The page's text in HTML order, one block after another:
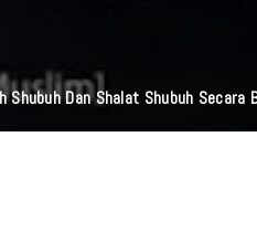
1,1 Ton Carisoprodol,